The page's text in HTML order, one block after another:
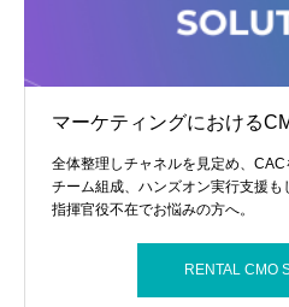
マーケティングにおける
全体整理しチャネルを見定め、
チーム組成、ハンズオン実行支援も
指揮官役不在でお悩みの方へ。
RENTAL CMO